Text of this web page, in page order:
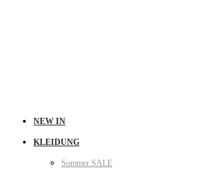
NEW IN
KLEIDUNG
Sommer SALE